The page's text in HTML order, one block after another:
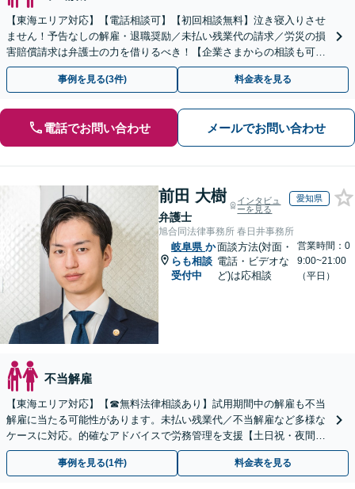
【東海エリア対応】【電話相談可】【初回相談無料】泣き寝入りさせ
ません！予告なしの解雇・退職奨励／未払い残業代の請求／労災の損
害賠償請求は弁護士の力を借りるべき！【企業さまからの相談も可】
従業員トラブルは、慎重な対処が必要です【完全個室】
事例を見る(3件) 料金表を見る
電話でお問い合わせ メールでお問い合わせ
前田 大樹
弁護士
インタビュ
ーを見る
愛知県
旭合同法律事務所 春日井事務所
岐阜県 か
らも相談
受付中
面談方法(対面・
電話・ビデオな
ど)は応相談
営業時間：0
9:00~21:00
（平日）
不当解雇
【東海エリア対応】【☎︎無料法律相談あり】試用期間中の解雇も不当
解雇に当たる可能性があります。未払い残業代／不当解雇など多様な
ケースに対応。的確なアドバイスで労務管理を支援【土日祝・夜間対
応】【オンライン面談可】【完全個室】
事例を見る(1件) 料金表を見る